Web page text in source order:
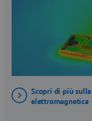
Scopri di più
elettromagnetica